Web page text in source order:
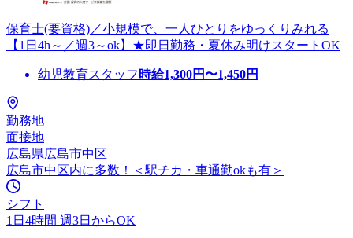
保育士(要資格)／小規模で、一人ひとりをゆっくりみれる
【1日4h～／週3～ok】★即日勤務・夏休み明けスタートOK
幼児教育スタッフ 時給1,300円〜1,450円
勤務地
面接地
広島県広島市中区
広島市中区内に多数！＜駅チカ・車通勤okも有＞
シフト
1日4時間 週3日からOK